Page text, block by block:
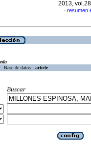
2013,
· resumen
Base de datos : article
Buscar